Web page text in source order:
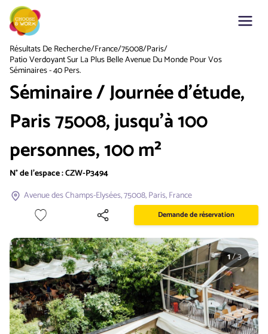
Résultats De Recherche/France/75008/Paris/
Patio Verdoyant Sur La Plus Belle Avenue Du Monde Pour Vos
Séminaires - 40 Pers.
Séminaire / Journée d'étude,
Paris 75008, jusqu'à 100
personnes, 100 m²
N° de l'espace :CZW-P3494
Avenue des Champs-Elysées, 75008, Paris, France
Demande de réservation
1/3